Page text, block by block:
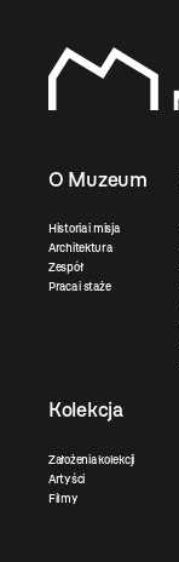
O Muzeum
Historia i misja
Architektura
Zespół
Praca i staże
Kolekcja
Założenia kolekcji
Artyści
Filmy